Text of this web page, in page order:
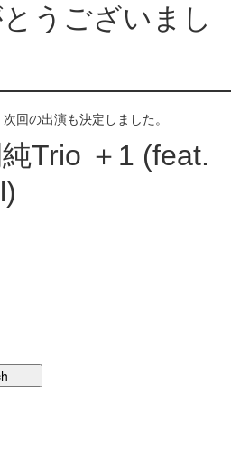
うございまし
回の出演も決定しました。
Trio ＋1 (feat.